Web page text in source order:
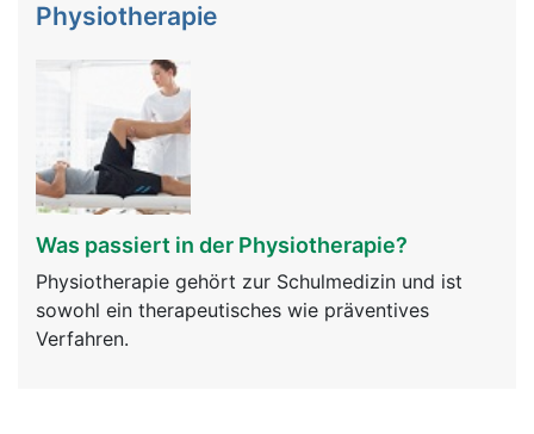
Physiotherapie
Was passiert in der Physiotherapie?
Physiotherapie gehört zur Schulmedizin und ist
sowohl ein therapeutisches wie präventives
Verfahren.